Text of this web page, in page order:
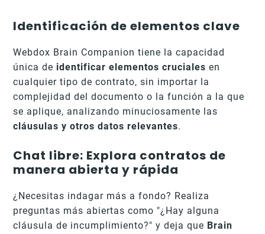
Identificación de elementos clave
Webdox Brain Companion tiene la capacidad
única de identificar elementos cruciales en
cualquier tipo de contrato, sin importar la
complejidad del documento o la función a la que
se aplique, analizando minuciosamente las
cláusulas y otros datos relevantes.
Chat libre: Explora contratos de
manera abierta y rápida
¿Necesitas indagar más a fondo? Realiza
preguntas más abiertas como "¿Hay alguna
cláusula de incumplimiento?" y deja que Brain